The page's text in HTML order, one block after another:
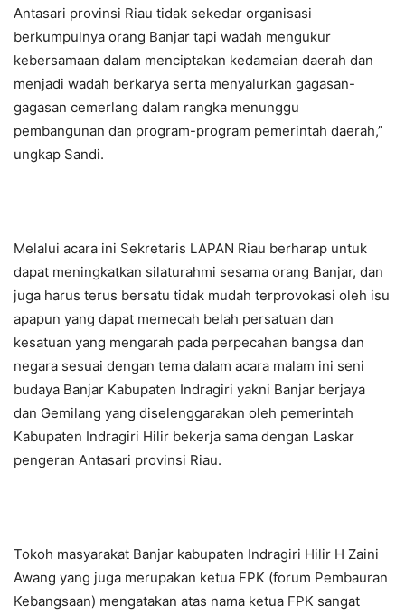
Antasari provinsi Riau tidak sekedar organisasi
berkumpulnya orang Banjar tapi wadah mengukur
kebersamaan dalam menciptakan kedamaian daerah dan
menjadi wadah berkarya serta menyalurkan gagasan-
gagasan cemerlang dalam rangka menunggu
pembangunan dan program-program pemerintah daerah,”
ungkap Sandi.
Melalui acara ini Sekretaris LAPAN Riau berharap untuk
dapat meningkatkan silaturahmi sesama orang Banjar, dan
juga harus terus bersatu tidak mudah terprovokasi oleh isu
apapun yang dapat memecah belah persatuan dan
kesatuan yang mengarah pada perpecahan bangsa dan
negara sesuai dengan tema dalam acara malam ini seni
budaya Banjar Kabupaten Indragiri yakni Banjar berjaya
dan Gemilang yang diselenggarakan oleh pemerintah
Kabupaten Indragiri Hilir bekerja sama dengan Laskar
pengeran Antasari provinsi Riau.
Tokoh masyarakat Banjar kabupaten Indragiri Hilir H Zaini
Awang yang juga merupakan ketua FPK (forum Pembauran
Kebangsaan) mengatakan atas nama ketua FPK sangat